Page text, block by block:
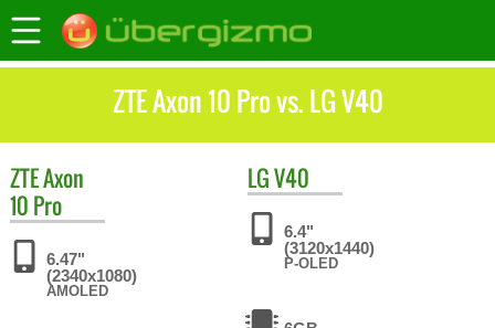
ZTE Axon 10 Pro vs. LG V40
ZTEAxon
10 Pro
6.47"
(2340x1080)
AMOLED
LGV40
6.4"
(3120x1440)
P-OLED